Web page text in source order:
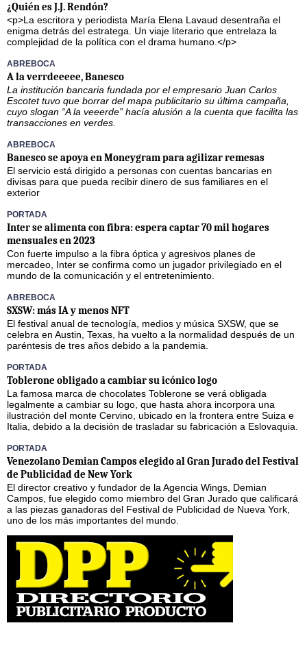
¿Quién es J.J. Rendón?
<p>La escritora y periodista María Elena Lavaud desentraña el
enigma detrás del estratega. Un viaje literario que entrelaza la
complejidad de la política con el drama humano.</p>
ABREBOCA
A la verrdeeeee, Banesco
La institución bancaria fundada por el empresario Juan Carlos
Escotet tuvo que borrar del mapa publicitario su última campaña,
cuyo slogan “A la veeerde” hacía alusión a la cuenta que facilita las
transacciones en verdes.
ABREBOCA
Banesco se apoya en Moneygram para agilizar remesas
El servicio está dirigido a personas con cuentas bancarias en
divisas para que pueda recibir dinero de sus familiares en el
exterior
PORTADA
Inter se alimenta con fibra: espera captar 70 mil hogares
mensuales en 2023
Con fuerte impulso a la fibra óptica y agresivos planes de
mercadeo, Inter se confirma como un jugador privilegiado en el
mundo de la comunicación y el entretenimiento.
ABREBOCA
SXSW: más IA y menos NFT
El festival anual de tecnología, medios y música SXSW, que se
celebra en Austin, Texas, ha vuelto a la normalidad después de un
paréntesis de tres años debido a la pandemia.
PORTADA
Toblerone obligado a cambiar su icónico logo
La famosa marca de chocolates Toblerone se verá obligada
legalmente a cambiar su logo, que hasta ahora incorpora una
ilustración del monte Cervino, ubicado en la frontera entre Suiza e
Italia, debido a la decisión de trasladar su fabricación a Eslovaquia.
PORTADA
Venezolano Demian Campos elegido al Gran Jurado del Festival
de Publicidad de New York
El director creativo y fundador de la Agencia Wings, Demian
Campos, fue elegido como miembro del Gran Jurado que calificará
a las piezas ganadoras del Festival de Publicidad de Nueva York,
uno de los más importantes del mundo.